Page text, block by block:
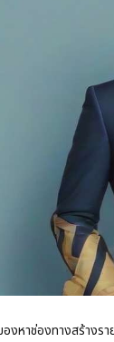
งหาช่องทางสร้างร